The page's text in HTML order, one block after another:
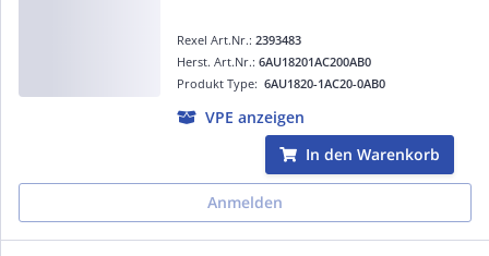
Rexel Art.Nr.: 2393483
Produkt Type: 6AU1820-1AC20-0AB0
Herst. Art.Nr.: 6AU18201AC200AB0
VPE anzeigen
In den Warenkorb
Anmelden